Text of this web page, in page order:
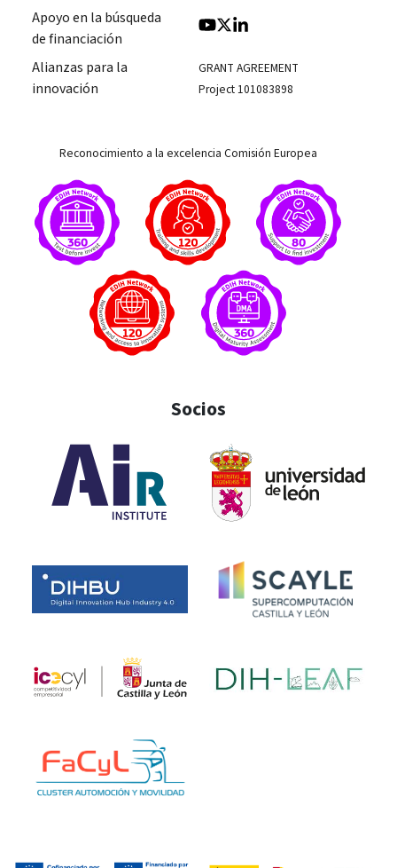
Apoyo en la búsqueda
de financiación
Alianzas para la
innovación
GRANT AGREEMENT
Project 101083898
Reconocimiento a la excelencia Comisión Europea
Socios